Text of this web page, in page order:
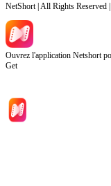
NetShort | All Rights Reserved |
Ouvrez l'application Netshort
Get